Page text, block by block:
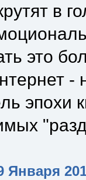
в
это
-
эпохи
Января